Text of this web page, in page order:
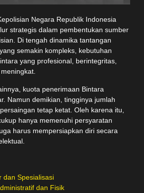
Negara Republik Indonesia
strategis dalam pembentukan sumber
Di tengah dinamika tantangan
semakin kompleks, kebutuhan
yang profesional, berintegritas,
kuota penerimaan Bintara
Namun demikian, tingginya jumlah
tetap ketat. Oleh karena itu,
hanya memenuhi persyaratan
harus mempersiapkan diri secara
dan Spesialisasi
dan Fisik